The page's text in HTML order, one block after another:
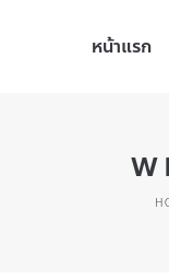
หน้าแรก